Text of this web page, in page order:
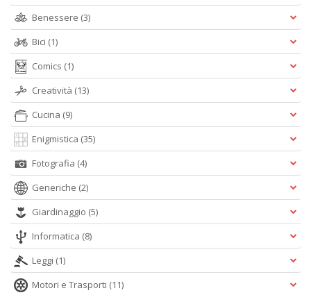
Benessere (3)
Bici (1)
Comics (1)
Creatività (13)
Cucina (9)
Enigmistica (35)
Fotografia (4)
Generiche (2)
Giardinaggio (5)
Informatica (8)
Leggi (1)
Motori e Trasporti (11)